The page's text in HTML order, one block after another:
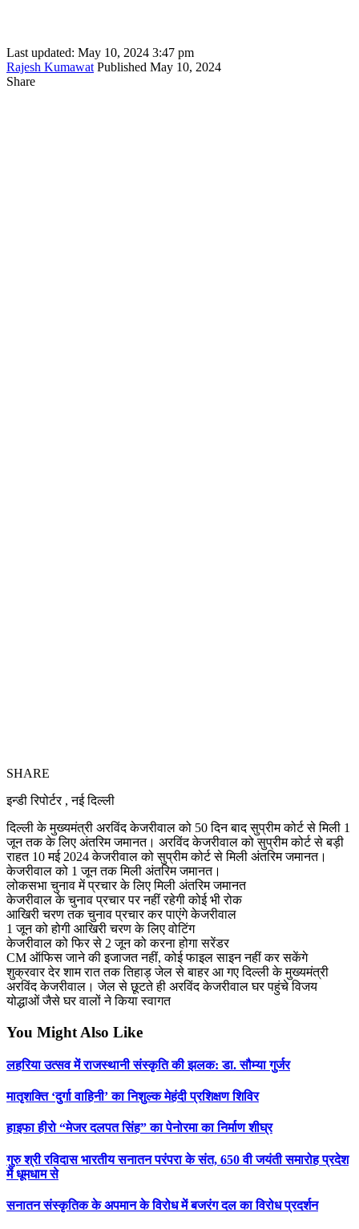
Last updated: May 10, 2024 3:47 pm
Rajesh Kumawat Published May 10, 2024
Share
SHARE
इन्डी रिपोर्टर , नई दिल्ली
दिल्ली के मुख्यमंत्री अरविंद केजरीवाल को 50 दिन बाद सुप्रीम कोर्ट से मिली 1
जून तक के लिए अंतरिम जमानत। अरविंद केजरीवाल को सुप्रीम कोर्ट से बड़ी
राहत 10 मई 2024 केजरीवाल को सुप्रीम कोर्ट से मिली अंतरिम जमानत।
केजरीवाल को 1 जून तक मिली अंतरिम जमानत।
लोकसभा चुनाव में प्रचार के लिए मिली अंतरिम जमानत
केजरीवाल के चुनाव प्रचार पर नहीं रहेगी कोई भी रोक
आखिरी चरण तक चुनाव प्रचार कर पाएंगे केजरीवाल
1 जून को होगी आखिरी चरण के लिए वोटिंग
केजरीवाल को फिर से 2 जून को करना होगा सरेंडर
CM ऑफिस जाने की इजाजत नहीं, कोई फाइल साइन नहीं कर सकेंगे
शुक्रवार देर शाम रात तक तिहाड़ जेल से बाहर आ गए दिल्ली के मुख्यमंत्री
अरविंद केजरीवाल। जेल से छूटते ही अरविंद केजरीवाल घर पहुंचे विजय
योद्धाओं जैसे घर वालों ने किया स्वागत
You Might Also Like
लहरिया उत्सव में राजस्थानी संस्कृति की झलक: डा. सौम्या गुर्जर
मातृशक्ति ‘दुर्गा वाहिनी’ का निशुल्क मेहंदी प्रशिक्षण शिविर
हाइफा हीरो “मेजर दलपत सिंह” का पेनोरमा का निर्माण शीघ्र
गुरु श्री रविदास भारतीय सनातन परंपरा के संत, 650 वी जयंती समारोह प्रदेश
में धूमधाम से
सनातन संस्कृतिक के अपमान के विरोध में बजरंग दल का विरोध प्रदर्शन